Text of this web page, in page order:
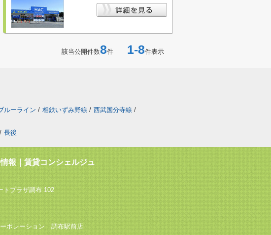
該当公開件数8件 1-8件表示
ルーライン / 相鉄いずみ野線 / 西武国分寺線 /
/ 長後
報｜賃貸コンシェルジュ
トプラザ調布 102
ポレーション 調布駅前店